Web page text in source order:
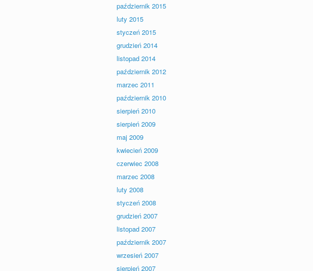
październik 2015
luty 2015
styczeń 2015
grudzień 2014
listopad 2014
październik 2012
marzec 2011
październik 2010
sierpień 2010
sierpień 2009
maj 2009
kwiecień 2009
czerwiec 2008
marzec 2008
luty 2008
styczeń 2008
grudzień 2007
listopad 2007
październik 2007
wrzesień 2007
sierpień 2007